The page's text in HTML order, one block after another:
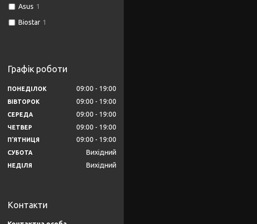
Asus 1
Biostar 1
Графік роботи
ПОНЕДІЛОК 09:00 19:00
ВІВТОРОК 09:00 19:00
СЕРЕДА 09:00 19:00
ЧЕТВЕР 09:00 19:00
ПʼЯТНИЦЯ 09:00 19:00
СУБОТА Вихідний
НЕДІЛЯ Вихідний
Контакти